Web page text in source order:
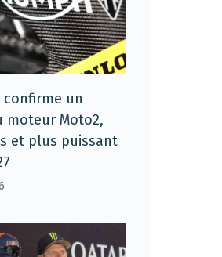
confirme un
moteur Moto2,
et plus puissant